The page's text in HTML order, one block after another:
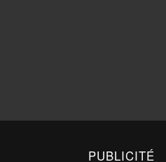
PUBLICITÉ